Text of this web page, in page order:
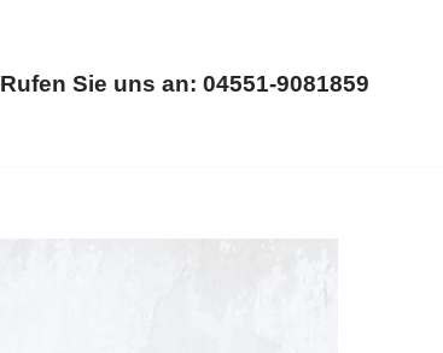
Rufen Sie uns an: 04551-9081859